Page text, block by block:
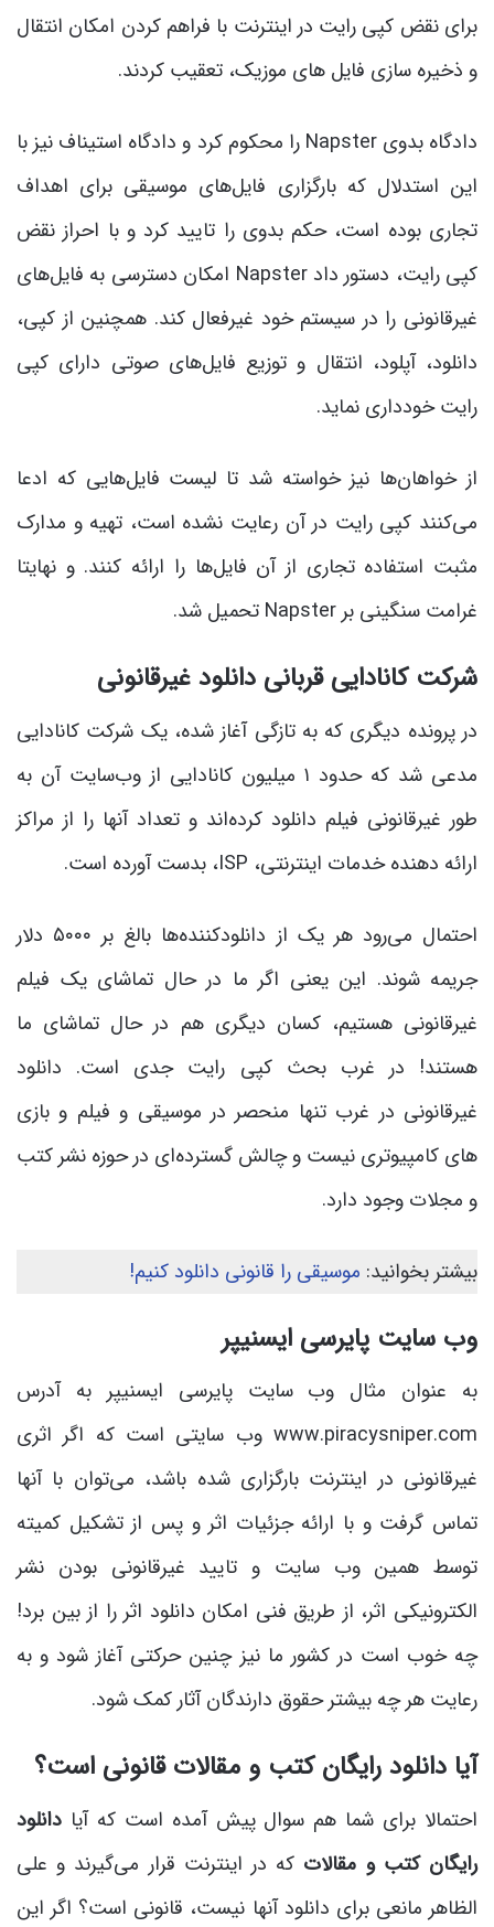
برای نقض کپی رایت در اینترنت با فراهم کردن امکان انتقال
و ذخیره سازی فایل های موزیک، تعقیب کردند.
دادگاه بدوی Napster را محکوم کرد و دادگاه استیناف نیز با
این استدلال که بارگزاری فایل‌های موسیقی برای اهداف
تجاری بوده است، حکم بدوی را تایید کرد و با احراز نقض
کپی رایت، دستور داد Napster امکان دسترسی به فایل‌های
غیرقانونی را در سیستم خود غیرفعال کند. همچنین از کپی،
دانلود، آپلود، انتقال و توزیع فایل‌های صوتی دارای کپی
رایت خودداری نماید.
از خواهان‌ها نیز خواسته شد تا لیست فایل‌هایی که ادعا
می‌کنند کپی رایت در آن رعایت نشده است، تهیه و مدارک
مثبت استفاده تجاری از آن فایل‌ها را ارائه کنند. و نهایتا
غرامت سنگینی بر Napster تحمیل شد.
شرکت کانادایی قربانی دانلود غیرقانونی
در پرونده دیگری که به تازگی آغاز شده، یک شرکت کانادایی
مدعی شد که حدود ۱ میلیون کانادایی از وب‌سایت آن به
طور غیرقانونی فیلم دانلود کرده‌اند و تعداد آنها را از مراکز
ارائه دهنده خدمات اینترنتی، ISP، بدست آورده است.
احتمال می‌رود هر یک از دانلودکننده‌ها بالغ بر ۵۰۰۰ دلار
جریمه شوند. این یعنی اگر ما در حال تماشای یک فیلم
غیرقانونی هستیم، کسان دیگری هم در حال تماشای ما
هستند! در غرب بحث کپی رایت جدی است. دانلود
غیرقانونی در غرب تنها منحصر در موسیقی و فیلم و بازی
های کامپیوتری نیست و چالش گسترده‌ای در حوزه نشر کتب
و مجلات وجود دارد.
بیشتر بخوانید: موسیقی را قانونی دانلود کنیم!
وب سایت پایرسی ایسنیپر
به عنوان مثال وب سایت پایرسی ایسنیپر به آدرس
www.piracysniper.com وب سایتی است که اگر اثری
غیرقانونی در اینترنت بارگزاری شده باشد، می‌توان با آنها
تماس گرفت و با ارائه جزئیات اثر و پس از تشکیل کمیته
توسط همین وب سایت و تایید غیرقانونی بودن نشر
الکترونیکی اثر، از طریق فنی امکان دانلود اثر را از بین برد!
چه خوب است در کشور ما نیز چنین حرکتی آغاز شود و به
رعایت هر چه بیشتر حقوق دارندگان آثار کمک شود.
آیا دانلود رایگان کتب و مقالات قانونی است؟
احتمالا برای شما هم سوال پیش آمده است که آیا دانلود
رایگان کتب و مقالات که در اینترنت قرار می‌گیرند و علی
الظاهر مانعی برای دانلود آنها نیست، قانونی است؟ اگر این